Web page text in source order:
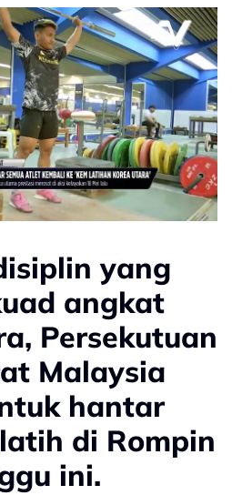
yang
angkat
Persekutuan
Malaysia
hantar
di Rompin
ini.